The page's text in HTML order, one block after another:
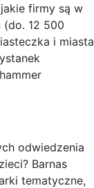
firmy są w
12 500
i miasta
odwiedzenia
Barnas
tematyczne,